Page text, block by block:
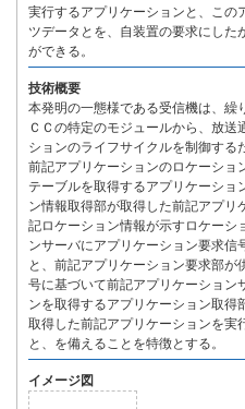
実行するアプリケーションと、この
ツデータとを、自装置の要求にした
ができる。
技術概要
本発明の一態様である受信機は、繰
ＣＣの特定のモジュールから、放
ションのライフサイクルを制御する
前記アプリケーションのロケーショ
テーブルを取得するアプリケーショ
ン情報取得部が取得した前記アプ
記ロケーション情報が示すロケーシ
ンサーバにアプリケーション要求
と、前記アプリケーション要求部
号に基づいて前記アプリケーション
ンを取得するアプリケーション取
取得した前記アプリケーションを実
と、を備えることを特徴とする。
イメージ図